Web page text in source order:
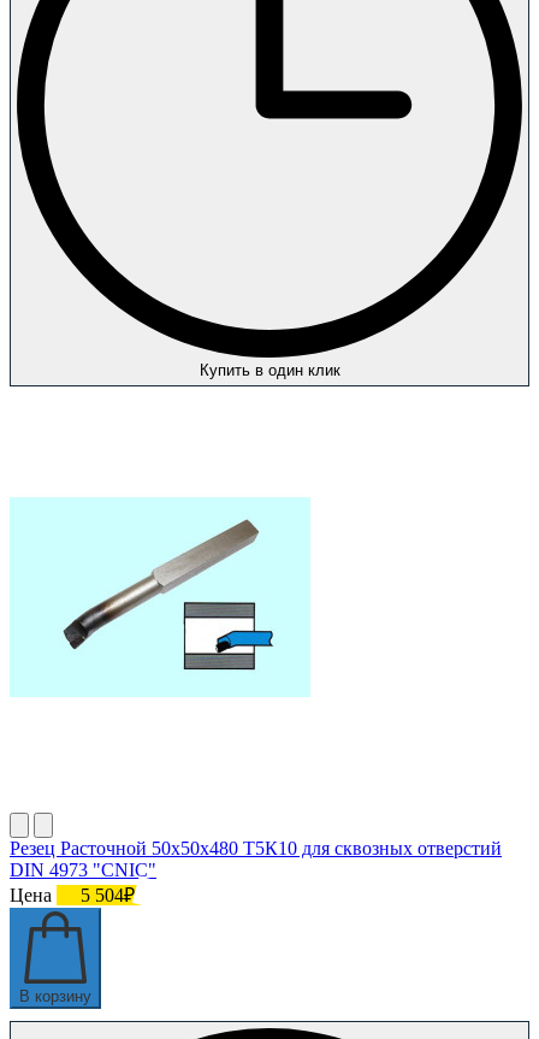
Купить в один клик
Резец Расточной 50х50х480 Т5К10 для сквозных отверстий
DIN 4973 "CNIC"
Цена
5 504₽
В корзину